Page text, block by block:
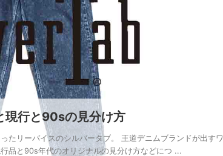
現行と90sの見分け方
たリーバイスのシルバータブ。 王道デニムブランドが出すワ
品と90s年代のオリジナルの見分け方などにつ ...